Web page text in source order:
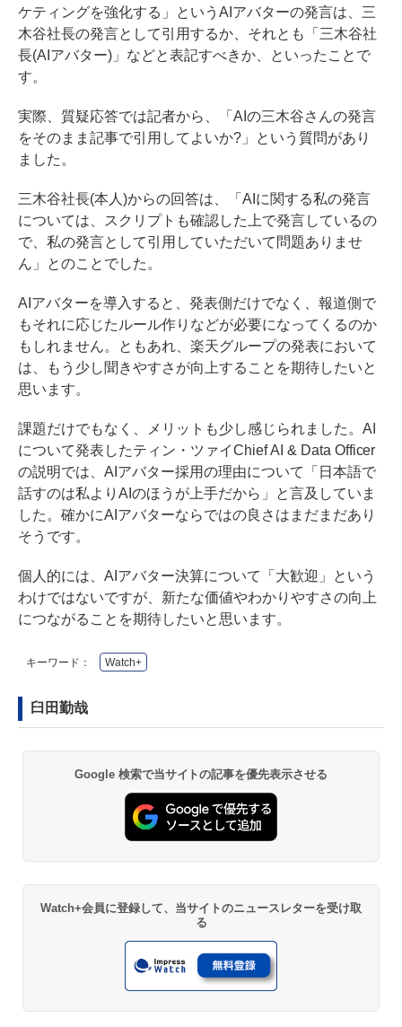
ケティングを強化する」というAIアバターの発言は、三
木谷社長の発言として引用するか、それとも「三木谷社
長(AIアバター)」などと表記すべきか、といったことで
す。
実際、質疑応答では記者から、「AIの三木谷さんの発言
をそのまま記事で引用してよいか?」という質問があり
ました。
三木谷社長(本人)からの回答は、「AIに関する私の発言
については、スクリプトも確認した上で発言しているの
で、私の発言として引用していただいて問題ありませ
ん」とのことでした。
AIアバターを導入すると、発表側だけでなく、報道側で
もそれに応じたルール作りなどが必要になってくるのか
もしれません。ともあれ、楽天グループの発表において
は、もう少し聞きやすさが向上することを期待したいと
思います。
課題だけでもなく、メリットも少し感じられました。AI
について発表したティン・ツァイChief AI & Data Officer
の説明では、AIアバター採用の理由について「日本語で
話すのは私よりAIのほうが上手だから」と言及していま
した。確かにAIアバターならではの良さはまだまだあり
そうです。
個人的には、AIアバター決算について「大歓迎」という
わけではないですが、新たな価値やわかりやすさの向上
につながることを期待したいと思います。
キーワード： Watch+
臼田勤哉
Google 検索で当サイトの記事を優先表示させる
Watch+会員に登録して、当サイトのニュースレターを受け取
る